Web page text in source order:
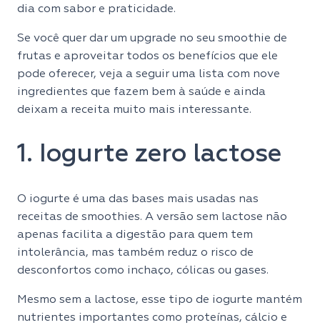
dia com sabor e praticidade.
Se você quer dar um upgrade no seu smoothie de
frutas e aproveitar todos os benefícios que ele
pode oferecer, veja a seguir uma lista com nove
ingredientes que fazem bem à saúde e ainda
deixam a receita muito mais interessante.
1. Iogurte zero lactose
O iogurte é uma das bases mais usadas nas
receitas de smoothies. A versão sem lactose não
apenas facilita a digestão para quem tem
intolerância, mas também reduz o risco de
desconfortos como inchaço, cólicas ou gases.
Mesmo sem a lactose, esse tipo de iogurte mantém
nutrientes importantes como proteínas, cálcio e